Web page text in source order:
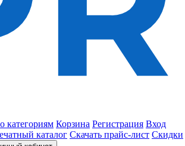
категориям Корзина Регистрация Вход
каталог Скачать прайс-лист Скидки